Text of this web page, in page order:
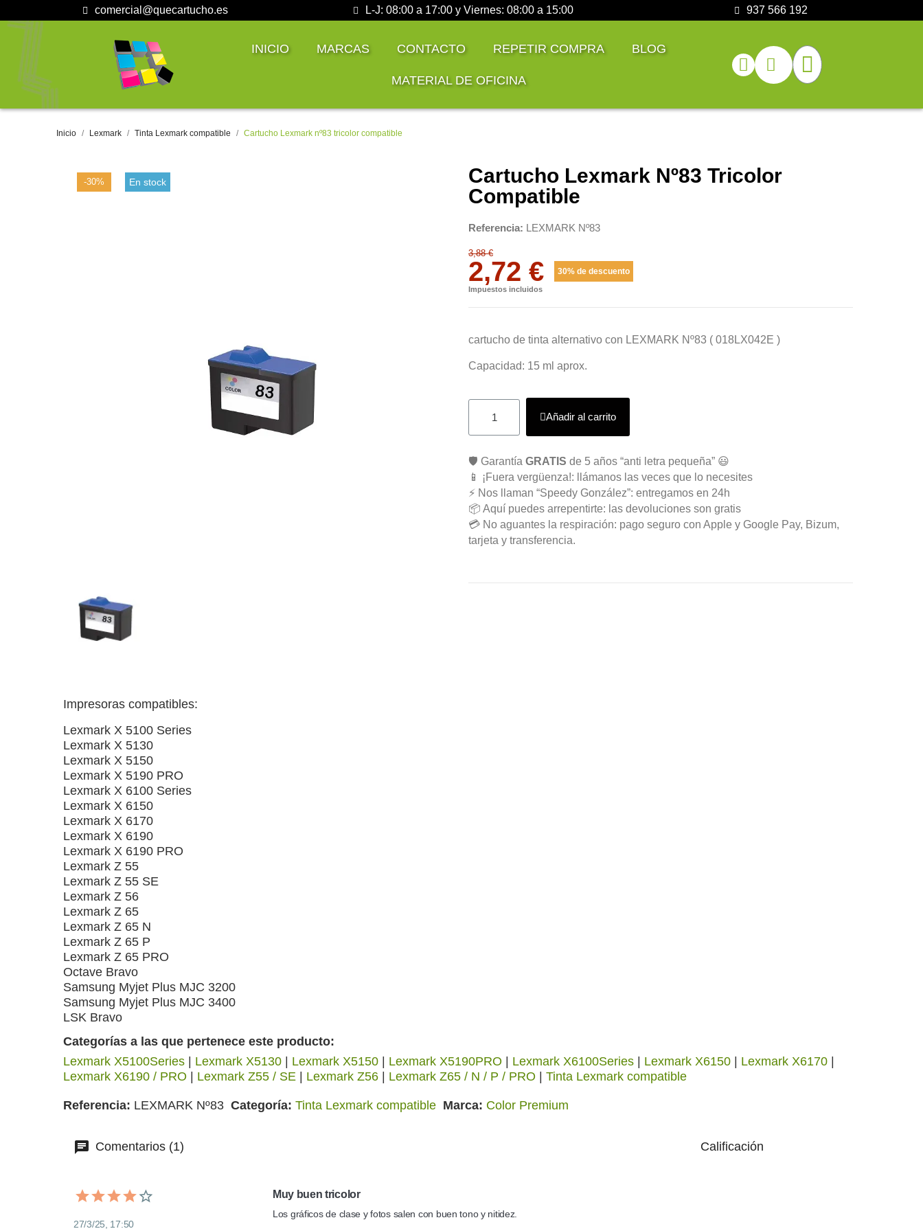
comercial@quecartucho.es L-J: 08:00 a 17:00 y Viernes: 08:00 a 15:00 937 566 192
INICIO MARCAS CONTACTO REPETIR COMPRA BLOG
MATERIAL DE OFICINA
Inicio Lexmark Tinta Lexmark compatible Cartucho Lexmark nº83 tricolor compatible
-30% En stock
Cartucho Lexmark Nº83 Tricolor
Compatible
Referencia LEXMARK Nº83
3,88 €
2,72 € 30% de descuento
Impuestos incluidos
cartucho de tinta alternativo con LEXMARK Nº83 ( 018LX042E )
Capacidad: 15 ml aprox.
Añadir al carrito
🛡️ Garantía GRATIS de 5 años “anti letra pequeña” 😃
📱 ¡Fuera vergüenza!: llámanos las veces que lo necesites
⚡ Nos llaman “Speedy González”: entregamos en 24h
📦 Aquí puedes arrepentirte: las devoluciones son gratis
💳 No aguantes la respiración: pago seguro con Apple y Google Pay, Bizum,
tarjeta y transferencia.
Impresoras compatibles:
Lexmark X 5100 Series
Lexmark X 5130
Lexmark X 5150
Lexmark X 5190 PRO
Lexmark X 6100 Series
Lexmark X 6150
Lexmark X 6170
Lexmark X 6190
Lexmark X 6190 PRO
Lexmark Z 55
Lexmark Z 55 SE
Lexmark Z 56
Lexmark Z 65
Lexmark Z 65 N
Lexmark Z 65 P
Lexmark Z 65 PRO
Octave Bravo
Samsung Myjet Plus MJC 3200
Samsung Myjet Plus MJC 3400
LSK Bravo
Categorías a las que pertenece este producto:
Lexmark X5100Series
Lexmark X5130 Lexmark X5150 Lexmark X5190PRO Lexmark X6100Series Lexmark X6150 Lexmark X6170
Lexmark X6190 / PRO
Lexmark Z55 / SE Lexmark Z56 Lexmark Z65 / N / P / PRO Tinta Lexmark compatible
Referencia LEXMARK Nº83 Categoría Tinta Lexmark compatible Marca Color Premium
Comentarios (1) Calificación
27/3/25, 17:50
Muy buen tricolor
Los gráficos de clase y fotos salen con buen tono y nitidez.